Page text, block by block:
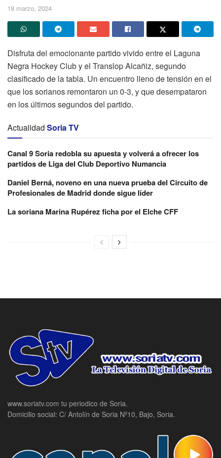
18 marzo, 2024
Disfruta del emocionante partido vivido entre el Laguna
Negra Hockey Club y el Translop Alcañiz, segundo
clasificado de la tabla. Un encuentro lleno de tensión en el
que los sorianos remontaron un 0-3, y que desempataron
en los últimos segundos del partido.
Actualidad Soria TV
Canal 9 Soria redobla su apuesta y volverá a ofrecer los
partidos de Liga del Club Deportivo Numancia
Daniel Berná, noveno en una nueva prueba del Circuito de
Profesionales de Madrid donde sigue líder
La soriana Marina Rupérez ficha por el Elche CFF
www.soriatv.com tu periodico de Soria.
Domicilio social: C/ Antolín de Soria Nº10, Bajo, Soria.